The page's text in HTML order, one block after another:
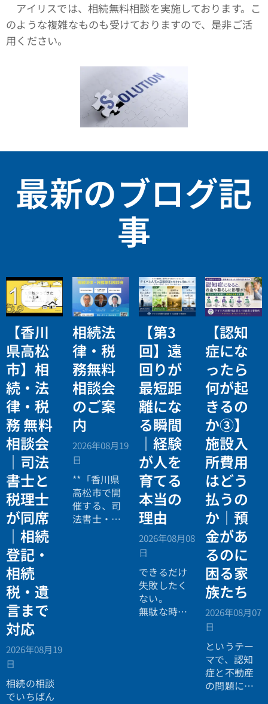
アイリスでは、相続無料相談を実施しております。こ
のような複雑なものも受けておりますので、是非ご活
用ください。
最新のブログ記
事
【香川
県高松
市】相
続・法
律・税
務 無料
相談会
｜司法
書士と
税理士
が同席
｜相続
登記・
相続
税・遺
言まで
対応
2026年08月19
日
相続の相談
でいちばん
相続法
律・税
務無料
相談会
のご案
内
2026年08月19
日
**「香川県
高松市で開
催する、司
法書士・税
【第3
回】遠
回りが
最短距
離にな
る瞬間
｜経験
が人を
育てる
本当の
理由
2026年08月08
日
できるだけ
失敗したく
ない。
無駄な時間
【認知
症にな
ったら
何が起
きるの
か③】
施設入
所費用
はどう
払うの
か｜預
金があ
るのに
困る家
族たち
2026年08月07
日
というテー
マで、認知
症と不動産
の問題につ